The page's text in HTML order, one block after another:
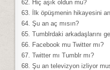
62. Hiç aşık oldun mu?
63. İlk öpüşmenin hikayesini
64. Şu an aç mısın?
65. Tumblrdaki arkadaşlarını
66. Facebook mu Twitter mı?
67. Twitter mı Tumblr mı?
68. Şu an televizyon izliyor